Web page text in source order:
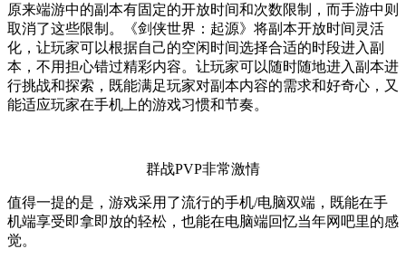
原来端游中的副本有固定的开放时间和次数限制，而手游中则
取消了这些限制。《剑侠世界：起源》将副本开放时间灵活
化，让玩家可以根据自己的空闲时间选择合适的时段进入副
本，不用担心错过精彩内容。让玩家可以随时随地进入副本进
行挑战和探索，既能满足玩家对副本内容的需求和好奇心，又
能适应玩家在手机上的游戏习惯和节奏。
群战PVP非常激情
值得一提的是，游戏采用了流行的手机/电脑双端，既能在手
机端享受即拿即放的轻松，也能在电脑端回忆当年网吧里的感
觉。